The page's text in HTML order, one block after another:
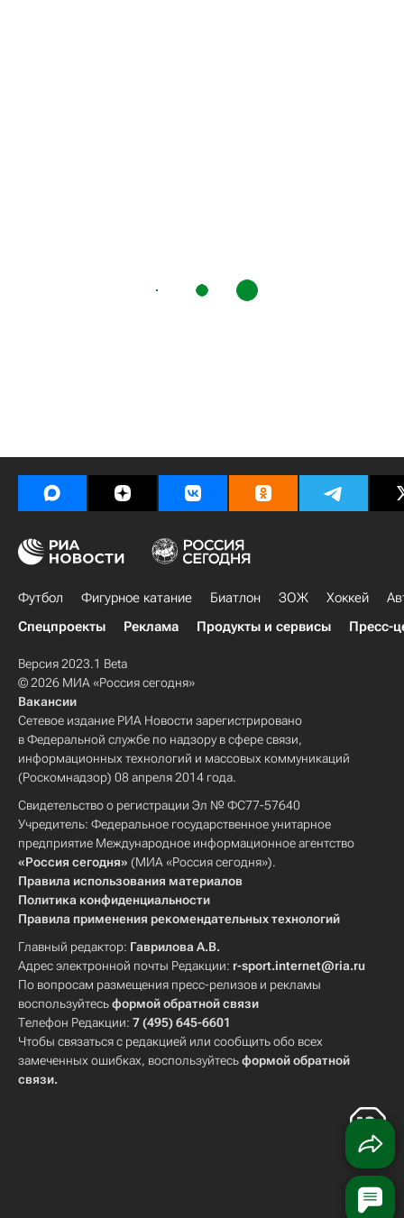
Футбол Фигурное катание Биатлон ЗОЖ Хоккей
Спецпроекты
Реклама Продукты и сервисы Пресс-
Версия 2023.1 Beta
© 2026 МИА «Россия сегодня»
Вакансии
Сетевое издание РИА Новости зарегистрировано
в Федеральной службе по надзору в сфере связи,
информационных технологий и массовых коммуникаций
(Роскомнадзор) 08 апреля 2014 года.
Свидетельство о регистрации Эл № ФС77-57640
Учредитель: Федеральное государственное унитарное
предприятие Международное информационное агентство
«Россия сегодня» (МИА «Россия сегодня»).
Правила использования материалов
Политика конфиденциальности
Правила применения рекомендательных технологий
Главный редактор: Гаврилова А.В.
Адрес электронной почты Редакции: r-sport.internet@ria.ru
По вопросам размещения пресс-релизов и рекламы
воспользуйтесьформой обратной связи
Телефон Редакции: 7 (495) 645-6601
Чтобы связаться с редакцией или сообщить обо всех
замеченных ошибках, воспользуйтесьформой обратной
связи.